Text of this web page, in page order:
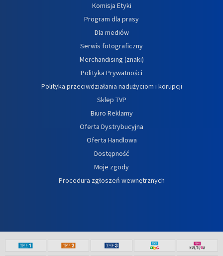
Komisja Etyki
Program dla prasy
Dla mediów
Serwis fotograficzny
Merchandising (znaki)
Polityka Prywatności
Polityka przeciwdziałania nadużyciom i korupcji
Sklep TVP
Biuro Reklamy
Oferta Dystrybucyjna
Oferta Handlowa
Dostępność
Moje zgody
Procedura zgłoszeń wewnętrznych